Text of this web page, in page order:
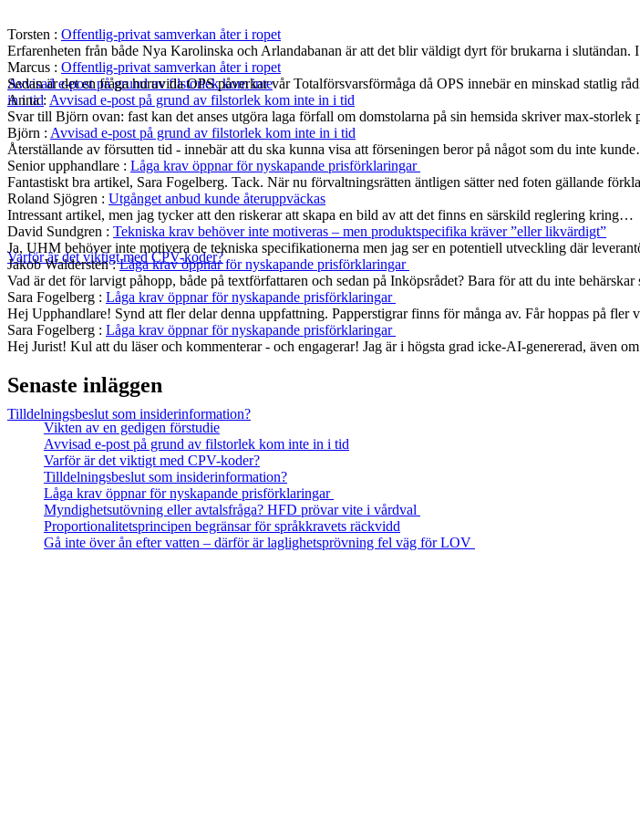
Avvisad e-post på grund av filstorlek kom inte
in i tid
Varför är det viktigt med CPV-koder?
Tilldelningsbeslut som insiderinformation?
Torsten : Offentlig-privat samverkan åter i ropet
Erfarenheten från både Nya Karolinska och Arlandabanan är att det blir väldigt dyrt för brukarna i
Marcus : Offentlig-privat samverkan åter i ropet
Sedan är det en fråga huruvida OPS påverkar vår Totalförsvarsförmåga då OPS innebär en minskad statlig
Anna: Avvisad e-post på grund av filstorlek kom inte in i tid
Svar till Björn ovan: fast kan det anses utgöra laga förfall om domstolarna på sin hemsida skriver max-
Björn : Avvisad e-post på grund av filstorlek kom inte in i tid
Återställande av försutten tid - innebär att du ska kunna visa att förseningen beror på något som du inte
Senior upphandlare : Låga krav öppnar för nyskapande prisförklaringar
Fantastiskt bra artikel, Sara Fogelberg. Tack. När nu förvaltningsrätten äntligen sätter ned foten gällande
Roland Sjögren : Utgånget anbud kunde återuppväckas
Intressant artikel, men jag tycker att den riskerar att skapa en bild av att det finns en särskild reglering kring…
David Sundgren : Tekniska krav behöver inte motiveras – men produktspecifika kräver ”eller likvärdigt”
Ja, UHM behöver inte motivera de tekniska specifikationerna men jag ser en potentiell utveckling där
Jakob Waldersten:Låga krav öppnar för nyskapande prisförklaringar
Vad är det för larvigt påhopp, både på textförfattaren och sedan på Inköpsrådet? Bara för att du inte
Sara Fogelberg : Låga krav öppnar för nyskapande prisförklaringar
Hej Upphandlare! Synd att fler delar denna uppfattning. Papperstigrar finns för många av. Får hoppas på
Sara Fogelberg : Låga krav öppnar för nyskapande prisförklaringar
Hej Jurist! Kul att du läser och kommenterar - och engagerar! Jag är i högsta grad icke-AI-genererad, även
Senaste inläggen
Vikten av en gedigen förstudie
Avvisad e-post på grund av filstorlek kom inte in i tid
Varför är det viktigt med CPV-koder?
Tilldelningsbeslut som insiderinformation?
Låga krav öppnar för nyskapande prisförklaringar
Myndighetsutövning eller avtalsfråga? HFD prövar vite i vårdval
Proportionalitetsprincipen begränsar för språkkravets räckvidd
Gå inte över ån efter vatten – därför är laglighetsprövning fel väg för LOV